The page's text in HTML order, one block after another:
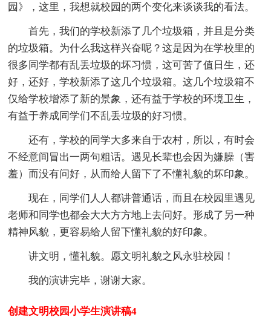
园》，这里，我想就校园的两个变化来谈谈我的看法。
首先，我们的学校新添了几个垃圾箱，并且是分类
的垃圾箱。为什么我这样兴奋呢？这是因为在学校里的
很多同学都有乱丢垃圾的坏习惯，这可苦了值日生，还
好，还好，学校新添了这几个垃圾箱。这几个垃圾箱不
仅给学校增添了新的景象，还有益于学校的环境卫生，
有益于养成同学们不乱丢垃圾的好习惯。
还有，学校的同学大多来自于农村，所以，有时会
不经意间冒出一两句粗话。遇见长辈也会因为嫌臊（害
羞）而没有问好，从而给人留下了不懂礼貌的坏印象。
现在，同学们人人都讲普通话，而且在校园里遇见
老师和同学也都会大大方方地上去问好。形成了另一种
精神风貌，更容易给人留下懂礼貌的好印象。
讲文明，懂礼貌。愿文明礼貌之风永驻校园！
我的演讲完毕，谢谢大家。
创建文明校园小学生演讲稿4